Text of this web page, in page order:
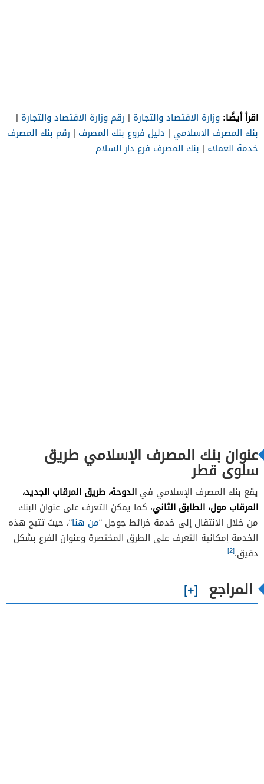
اقرأ أيضًا: وزارة الاقتصاد والتجارة | رقم وزارة الاقتصاد والتجارة |
بنك المصرف الاسلامي | دليل فروع بنك المصرف | رقم بنك المصرف
خدمة العملاء | بنك المصرف فرع دار السلام
عنوان بنك المصرف الإسلامي طريق
سلوى قطر
يقع بنك المصرف الإسلامي في الدوحة، طريق المرقاب الجديد،
المرقاب مول، الطابق الثاني، كما يمكن التعرف على عنوان البنك
من خلال الانتقال إلى خدمة خرائط جوجل “من هنا“، حيث تتيح هذه
الخدمة إمكانية التعرف على الطرق المختصرة وعنوان الفرع بشكل
دقيق.[2]
المراجع